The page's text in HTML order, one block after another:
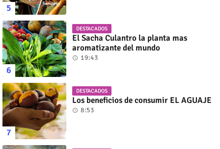
DESTACADOS
El Sacha Culantro la planta mas
aromatizante del mundo
19:43
DESTACADOS
Los beneficios de consumir EL AGUAJE
8:53